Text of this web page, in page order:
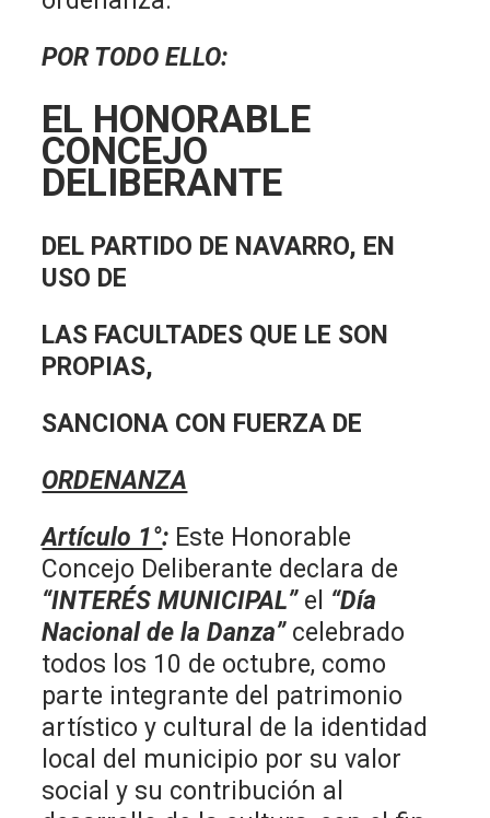
POR TODO ELLO:
EL HONORABLE
CONCEJO
DELIBERANTE
DEL PARTIDO DE NAVARRO, EN
USO DE
LAS FACULTADES QUE LE SON
PROPIAS,
SANCIONA CON FUERZA DE
ORDENANZA
Artículo 1°: Este Honorable
Concejo Deliberante declara de
“INTERÉS MUNICIPAL”el “Día
Nacional de la Danza”celebrado
todos los 10 de octubre, como
parte integrante del patrimonio
artístico y cultural de la identidad
local del municipio por su valor
social y su contribución al